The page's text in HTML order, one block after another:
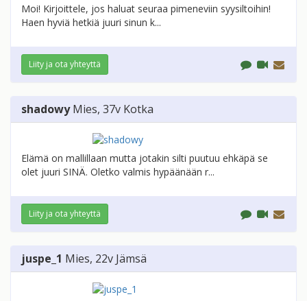
Moi! Kirjoittele, jos haluat seuraa pimeneviin syysiltoihin!
Haen hyviä hetkiä juuri sinun k...
Liity ja ota yhteyttä
shadowy Mies, 37v Kotka
Elämä on mallillaan mutta jotakin silti puutuu ehkäpä se
olet juuri SINÄ. Oletko valmis hypäänään r...
Liity ja ota yhteyttä
juspe_1 Mies, 22v Jämsä